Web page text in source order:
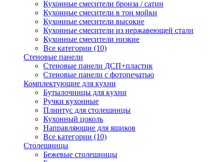
Кухонные смесители бронза / сатин
Кухонные смесители в тон мойки
Кухонные смесители высокие
Кухонные смесители из нержавеющей стали
Кухонные смесители низкие
Все категории (10)
Стеновые панели
Стеновые панели ДСП+пластик
Стеновые панели с фотопечатью
Комплектующие для кухни
Бутылочницы для кухни
Ручки кухонные
Плинтус для столешницы
Кухонный цоколь
Направляющие для ящиков
Все категории (10)
Столешницы
Бежевые столешницы